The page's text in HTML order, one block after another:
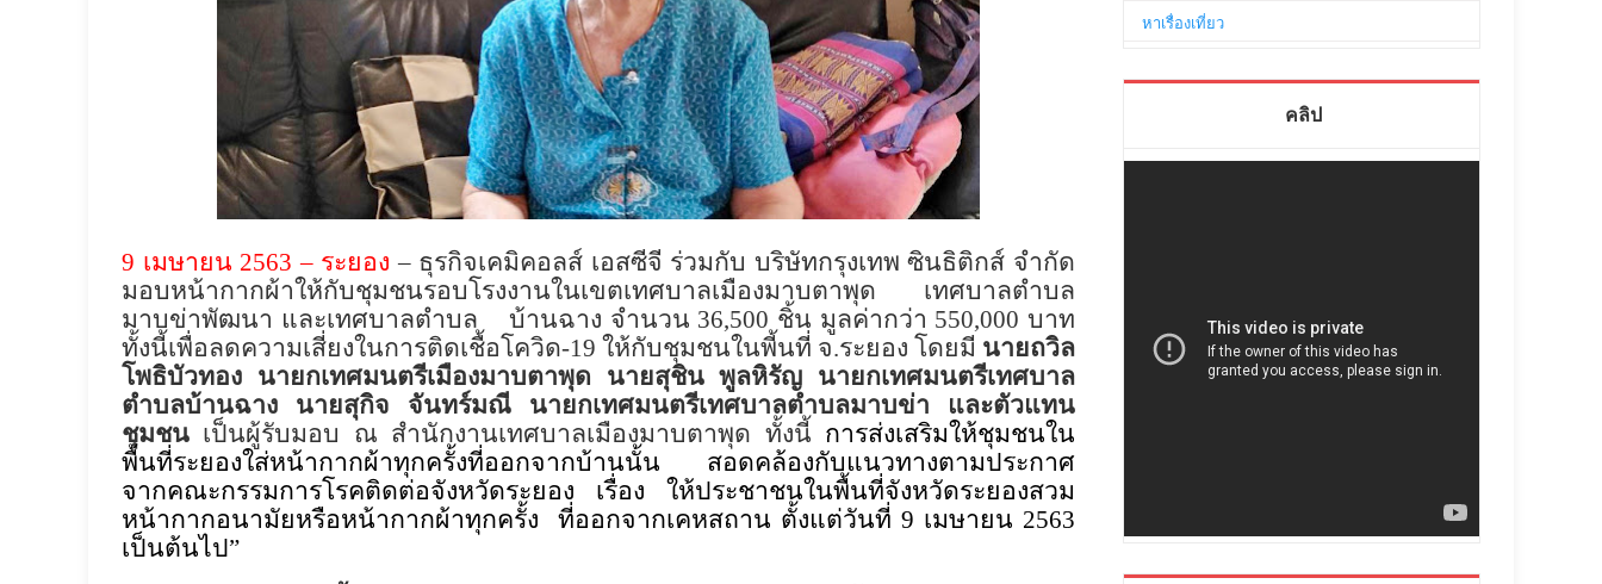
9 เมษายน 2563 – ระยอง – ธุรกิจเคมิคอลส์ เอสซีจี ร่วมกับ บริษัทกรุงเทพ ซินธิติกส์ จำกัด
มอบหน้ากากผ้าให้กับชุมชนรอบโรงงานในเขตเทศบาลเมืองมาบตาพุด เทศบาลตำบล
มาบข่าพัฒนา และเทศบาลตำบล
บ้านฉาง จำนวน 36,500 ชิ้น มูลค่ากว่า 550,000 บาท
ทั้งนี้เพื่อลดความเสี่ยงในการติดเชื้อโควิด-19 ให้กับชุมชนในพี้นที่ จ.ระยอง โดยมี นายถวิล
โพธิบัวทอง นายกเทศมนตรีเมืองมาบตาพุด นายสุชิน พูลหิรัญ นายกเทศมนตรีเทศบาล
ตำบลบ้านฉาง นายสุกิจ จันทร์มณี นายกเทศมนตรีเทศบาลตำบลมาบข่า
และตัวแทน
ชุมชน เป็นผู้รับมอบ ณ สำนักงานเทศบาลเมืองมาบตาพุด ทั้งนี้ การส่งเสริมให้ชุมชนใน
พื้นที่ระยองใส่หน้ากากผ้าทุกครั้งที่ออกจากบ้านนั้น สอดคล้องกับแนวทางตามประกาศ
จากคณะกรรมการโรคติดต่อจังหวัดระยอง เรื่อง ให้ประชาชนในพื้นที่จังหวัดระยองสวม
หน้ากากอนามัยหรือหน้ากากผ้าทุกครั้ง
ที่ออกจากเคหสถาน ตั้งแต่วันที่ 9 เมษายน 2563
เป็นต้นไป”
หาเรื่องเที่ยว
คลิป